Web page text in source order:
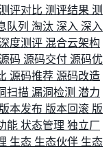
评对比 测评结果 测
队列 淘汰 深入 深入
度测评 混合云架构
码 源码交付 源码优
源码推荐 源码改造
扫描 漏洞检测 潜力
版本发布 版本回滚 版
能 状态管理 独立厂
生态 生态伙伴 生态